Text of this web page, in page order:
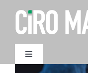
para
Toggle
Navigation